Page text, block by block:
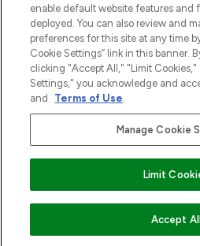
VOEG TOE AAN
OVER
2026 THG Beauty Europe GmbH
Betaal veilig met
enable default website features and
deployed. You can also review and
preferences for this site at any time
Cookie Settings” link in this banner.
clicking "Accept All," "Limit
Settings," you acknowledge and
and
Terms of Use.
Manage Cookie
Limit
Accept All